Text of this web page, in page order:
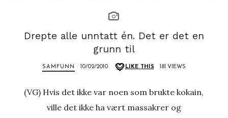
Drepte alle unntatt én. Det er det en
grunn til
SAMFUNN 10/02/2010 LIKE THIS 181 VIEWS
(VG) Hvis det ikke var noen som brukte kokain,
ville det ikke ha vært massakrer og